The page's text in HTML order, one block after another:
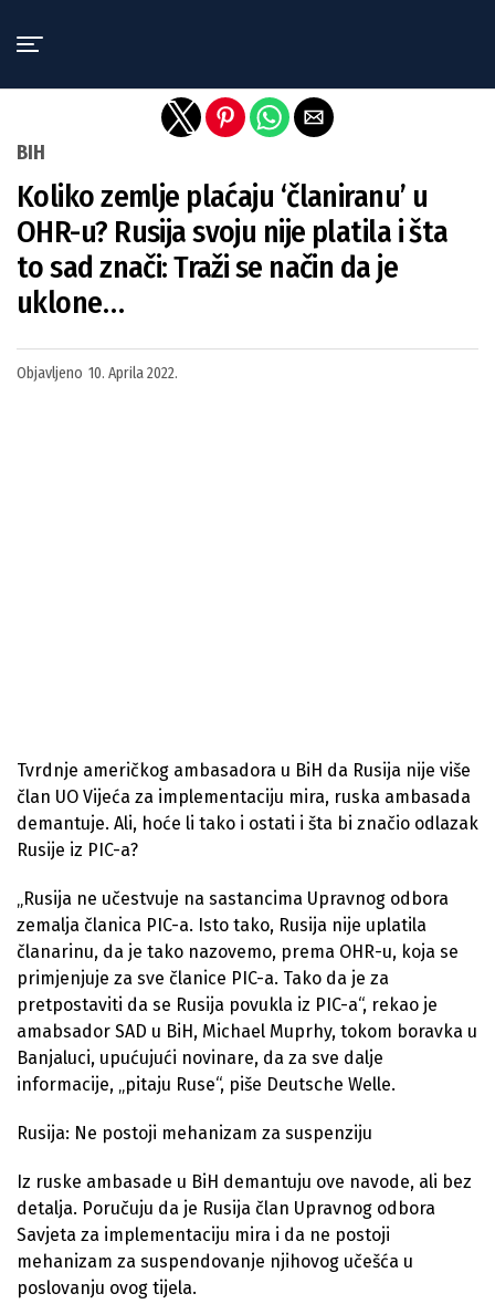
BIH
Koliko zemlje plaćaju ‘članiranu’ u
OHR-u? Rusija svoju nije platila i šta
to sad znači: Traži se način da je
uklone…
Objavljeno 10. Aprila 2022.
Tvrdnje američkog ambasadora u BiH da Rusija nije više
član UO Vijeća za implementaciju mira, ruska ambasada
demantuje. Ali, hoće li tako i ostati i šta bi značio odlazak
Rusije iz PIC-a?
„Rusija ne učestvuje na sastancima Upravnog odbora
zemalja članica PIC-a. Isto tako, Rusija nije uplatila
članarinu, da je tako nazovemo, prema OHR-u, koja se
primjenjuje za sve članice PIC-a. Tako da je za
pretpostaviti da se Rusija povukla iz PIC-a“, rekao je
amabsador SAD u BiH, Michael Muprhy, tokom boravka u
Banjaluci, upućujući novinare, da za sve dalje
informacije, „pitaju Ruse“, piše Deutsche Welle.
Rusija: Ne postoji mehanizam za suspenziju
Iz ruske ambasade u BiH demantuju ove navode, ali bez
detalja. Poručuju da je Rusija član Upravnog odbora
Savjeta za implementaciju mira i da ne postoji
mehanizam za suspendovanje njihovog učešća u
poslovanju ovog tijela.